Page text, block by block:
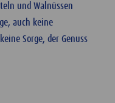
und Walnüssen
auch keine
Sorge, der Genuss